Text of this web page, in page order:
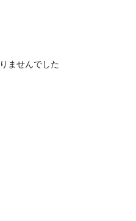
ませんでした